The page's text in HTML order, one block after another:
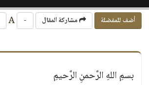
أضف للمفضلة مشاركة المقال -
بسمِ اللهِ الرَّحمنِ الرَّحيمِ